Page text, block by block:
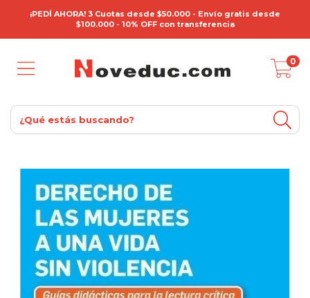
¡PEDÍ AHORA! 3 Cuotas desde $50.000 - Envío gratis desde
$100.000 - 10% OFF con transferencia
0